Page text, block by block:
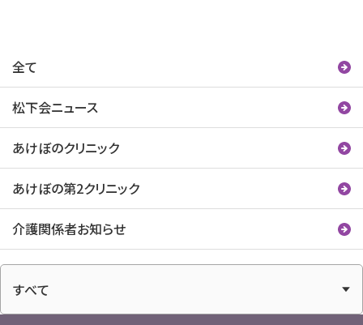
全て
松下会ニュース
あけぼのクリニック
あけぼの第2クリニック
介護関係者お知らせ